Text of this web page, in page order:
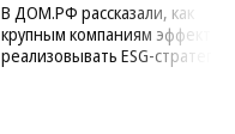
В ДОМ.РФ рассказали, как
крупным компаниям
реализовывать ESG-стратегию